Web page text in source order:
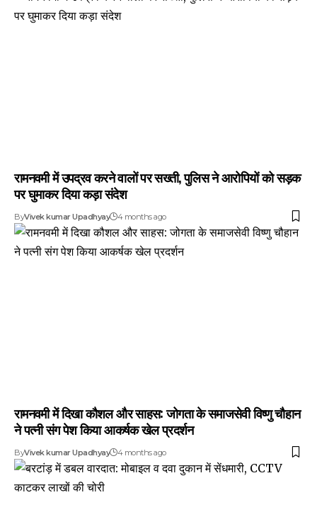
रामनवमी में उपद्रव करने वालों पर सख्ती, पुलिस ने आरोपियों को सड़क
पर घुमाकर दिया कड़ा संदेश
ByVivek kumar Upadhyay 4 months ago
रामनवमी में दिखा कौशल और साहस: जोगता के समाजसेवी विष्णु चौहान
ने पत्नी संग पेश किया आकर्षक खेल प्रदर्शन
ByVivek kumar Upadhyay 4 months ago